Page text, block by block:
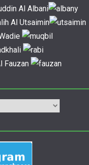
Al Albani
Al Utsaimin
Fauzan